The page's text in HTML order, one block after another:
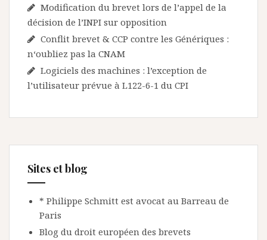
Modification du brevet lors de l’appel de la
décision de l’INPI sur opposition
Conflit brevet & CCP contre les Génériques :
n‘oubliez pas la CNAM
Logiciels des machines : l’exception de
l’utilisateur prévue à L122-6-1 du CPI
Sites et blog
* Philippe Schmitt est avocat au Barreau de
Paris
Blog du droit européen des brevets